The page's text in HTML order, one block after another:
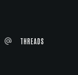
THREADS